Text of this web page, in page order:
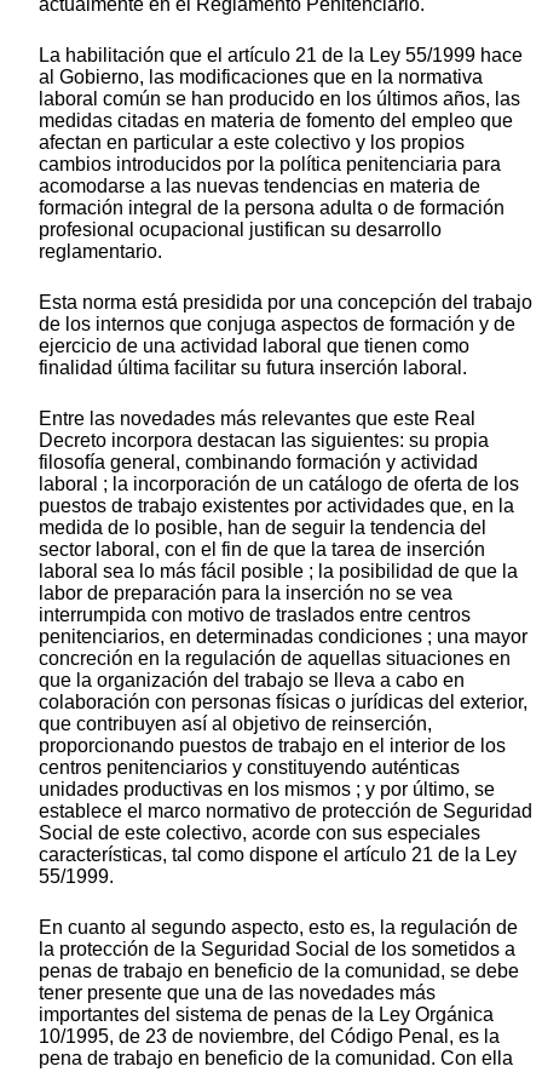
actualmente en el Reglamento Penitenciario.
La habilitación que el artículo 21 de la Ley 55/1999 hace
al Gobierno, las modificaciones que en la normativa
laboral común se han producido en los últimos años, las
medidas citadas en materia de fomento del empleo que
afectan en particular a este colectivo y los propios
cambios introducidos por la política penitenciaria para
acomodarse a las nuevas tendencias en materia de
formación integral de la persona adulta o de formación
profesional ocupacional justifican su desarrollo
reglamentario.
Esta norma está presidida por una concepción del trabajo
de los internos que conjuga aspectos de formación y de
ejercicio de una actividad laboral que tienen como
finalidad última facilitar su futura inserción laboral.
Entre las novedades más relevantes que este Real
Decreto incorpora destacan las siguientes: su propia
filosofía general, combinando formación y actividad
laboral ; la incorporación de un catálogo de oferta de los
puestos de trabajo existentes por actividades que, en la
medida de lo posible, han de seguir la tendencia del
sector laboral, con el fin de que la tarea de inserción
laboral sea lo más fácil posible ; la posibilidad de que la
labor de preparación para la inserción no se vea
interrumpida con motivo de traslados entre centros
penitenciarios, en determinadas condiciones ; una mayor
concreción en la regulación de aquellas situaciones en
que la organización del trabajo se lleva a cabo en
colaboración con personas físicas o jurídicas del exterior,
que contribuyen así al objetivo de reinserción,
proporcionando puestos de trabajo en el interior de los
centros penitenciarios y constituyendo auténticas
unidades productivas en los mismos ; y por último, se
establece el marco normativo de protección de Seguridad
Social de este colectivo, acorde con sus especiales
características, tal como dispone el artículo 21 de la Ley
55/1999.
En cuanto al segundo aspecto, esto es, la regulación de
la protección de la Seguridad Social de los sometidos a
penas de trabajo en beneficio de la comunidad, se debe
tener presente que una de las novedades más
importantes del sistema de penas de la Ley Orgánica
10/1995, de 23 de noviembre, del Código Penal, es la
pena de trabajo en beneficio de la comunidad. Con ella